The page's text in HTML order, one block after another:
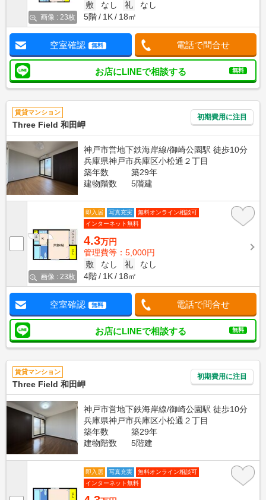
画像 : 23枚
敷
なし 礼
なし
5階
1K 18㎡
空室確認 無料 電話で問合せ
お店にLINEで相談する 無料
賃貸マンション
Three Field 和田岬
初期費用に注目
神戸市営地下鉄海岸線/御崎公園駅 徒歩10分
兵庫県神戸市兵庫区小松通２丁目
築年数
築29年
建物階数
5階建
画像 : 23枚
即入居 写真充実
無料オンライン相談可
インターネット無料
4.3万円
管理費等：5,000円
敷
なし 礼
なし
4階
1K 18㎡
空室確認 無料 電話で問合せ
お店にLINEで相談する 無料
賃貸マンション
Three Field 和田岬
初期費用に注目
神戸市営地下鉄海岸線/御崎公園駅 徒歩10分
兵庫県神戸市兵庫区小松通２丁目
築年数
築29年
建物階数
5階建
即入居 写真充実
無料オンライン相談可
インターネット無料